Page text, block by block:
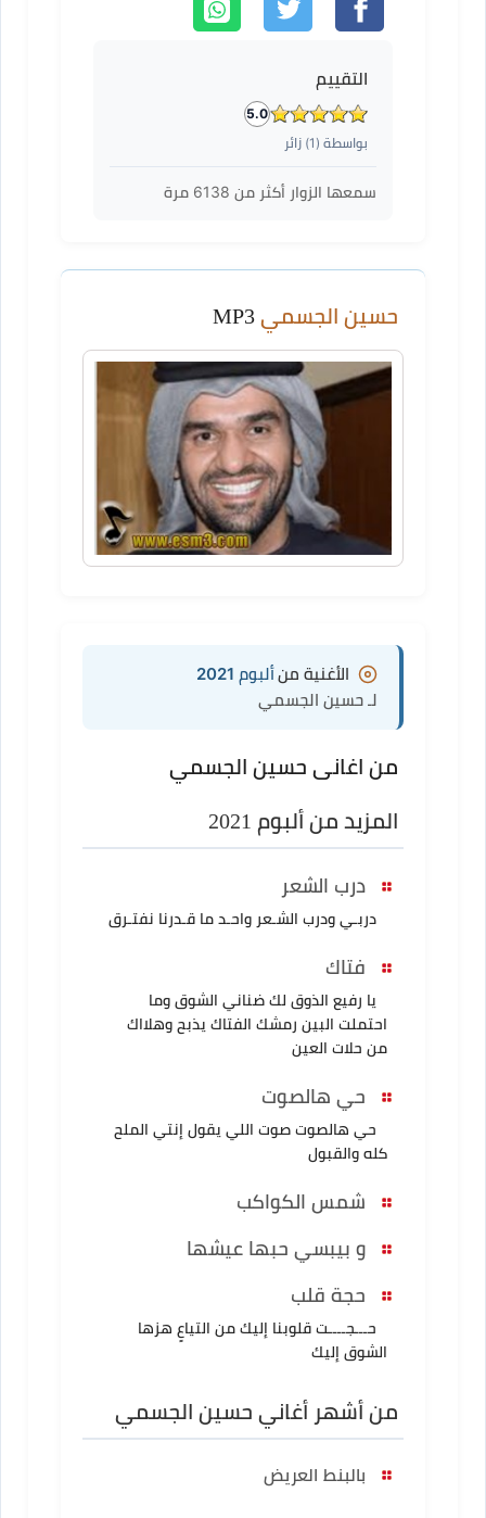
التقييم
5.0
بواسطة ( 1) زائر
سمعها الزوار أكثر من 6138 مرة
حسين الجسمي
الأغنية منألبوم 2021
لـ حسين الجسمي
من اغانى حسين الجسمي
المزيد من ألبوم 2021
درب الشعر
دربـي ودرب الشـعر واحـد ما قـدرنا نفتـرق
فتاك
يا رفيع الذوق لك ضناني الشوق وما
احتملت البين رمشك الفتاك يذبح وهلااك
من حلات العين
حي هالصوت
حي هالصوت صوت اللي يقول إنتي الملح
كله والقبول
شمس الكواكب
و بيبسي حبها عيشها
حجة قلب
حـــجــــت قلوبنا إليك من التياعٍ هزها
الشوق إليك
من أشهر أغاني حسين الجسمي
بالبنط العريض